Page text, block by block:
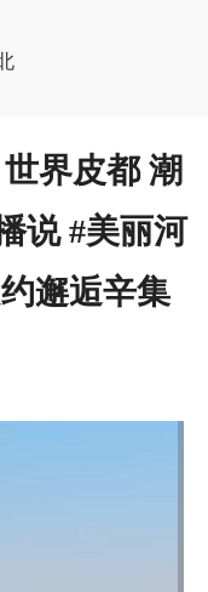
界皮都 潮
说 #美丽河
邂逅辛集